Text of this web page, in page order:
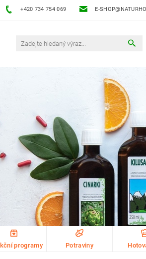
+420 734 754 069 E-
programy Potraviny